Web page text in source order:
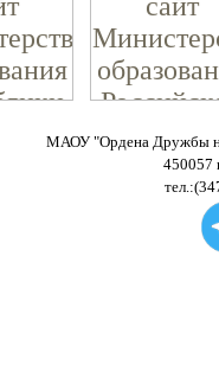
МАОУ "Ордена Дружбы
450057